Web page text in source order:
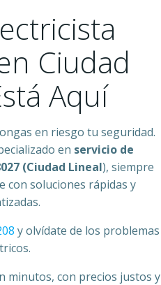
Ciudad
Aquí
en riesgo tu seguridad.
en servicio de
(Ciudad Lineal), siempre
con soluciones rápidas y
y olvídate de los problemas
minutos, con precios justos y